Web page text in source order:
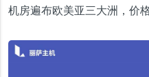
机房遍布欧美亚三大洲，价格